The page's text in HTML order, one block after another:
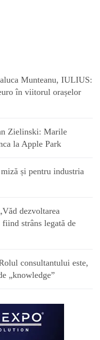
Munteanu, IULIUS:
în viitorul orașelor
Zielinski: Marile
la Apple Park
și pentru industria
dezvoltarea
fiind strâns legată de
consultantului este,
„knowledge”